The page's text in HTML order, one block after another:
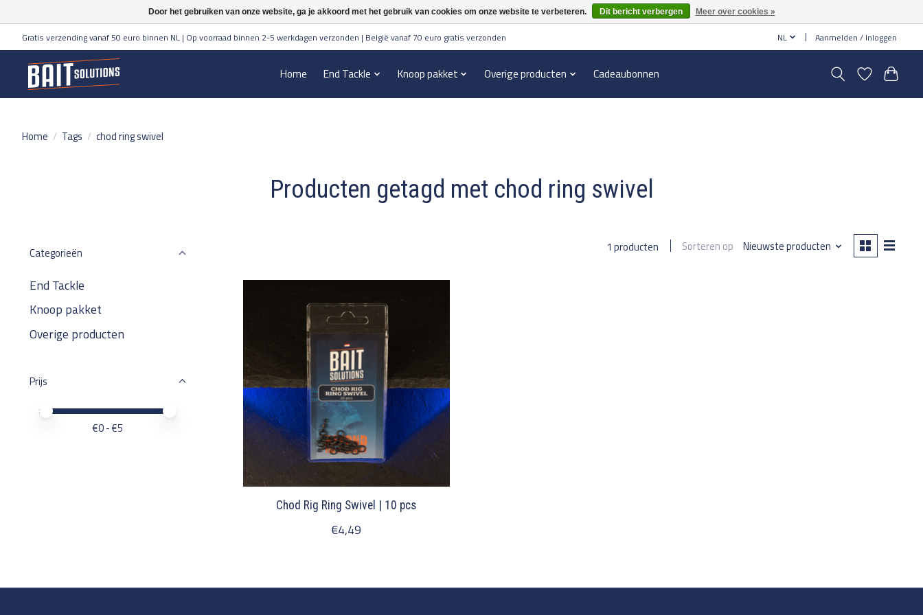
Gratis verzending vanaf 50 euro binnen NL | Op voorraad binnen 2-5 werkdagen verzonden | België vanaf 70 euro gratis verzonden NL Aanmelden / Inloggen
Home End Tackle Knoop pakket Overige producten Cadeaubonnen
Home / Tags / chod ring swivel
Producten getagd met chod ring swivel
Categorieën
End Tackle
Knoop pakket
Overige producten
Prijs
Minimale prijswaarde
Price maximum value
€0- €5
1 producten Sorteren op Nieuwste producten
Chod Rig Ring Swivel | 10 pcs
€4,49
Door het gebruiken van onze website, ga je akkoord met het gebruik van cookies om onze website te verbeteren. Dit bericht verbergen Meer over cookies »